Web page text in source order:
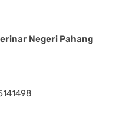
Negeri Pahang